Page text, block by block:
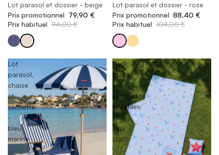
En rupture de stock
Lot parasol et dossier - beige
Prix promotionnel 79,90 €
Prix habituel 94,00 €
En rupture de stock
Lot parasol et dossier - rose
Prix promotionnel 88,40 €
Prix habituel 104,00 €
Lot
parasol,
chaise
et
serviette
-
bleu
marine
Pack
toalla
y
manguitos
infantiles
-
azul
claro